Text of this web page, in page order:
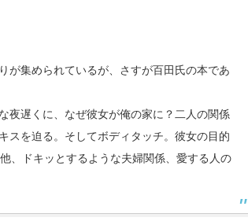
が集められているが、さすが百田氏の本であ
夜遅くに、なぜ彼女が俺の家に？二人の関係
スを迫る。そしてボディタッチ。彼女の目的
、ドキッとするような夫婦関係、愛する人の